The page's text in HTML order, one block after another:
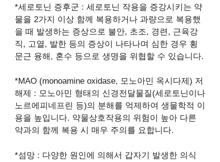
*세로토닌 증후군 : 세로토닌 작용을 증강시키는 약
물을 2가지 이상 함께 복용하거나 과량으로 복용했
을 때 발생하는 증상으로 불안, 초조, 경련, 근육강
직, 고열, 발한 등의 증상이 나타나며 심한 경우 횡
문근 융해, 혼수 등으로 생명을 위협할 수 있습니다.
*MAO (monoamine oxidase, 모노아민 옥시다제) 저
해제 : 모노아민 형태의 신경전달물질(세로토닌이나
노르에피네프린 등)의 분해를 억제하여 생물학적 이
용을 높입니다. 약물상호작용의 위험이 높아 다른
약과의 함께 복용 시 매우 주의를 요합니다.
*섬망 : 다양한 원인에 의해서 갑자기 발생한 의식